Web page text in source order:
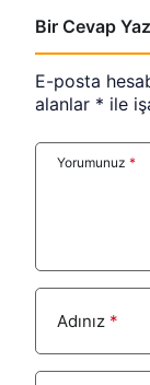
Bir Cevap Yaz
E-posta
alanlar * ile
Yorumunuz *
Adınız *